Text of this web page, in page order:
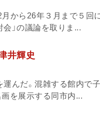
から26年３月まで５回
」の議論を取りま...
井輝史
んだ。混雑する館内で
を展示する同市内...